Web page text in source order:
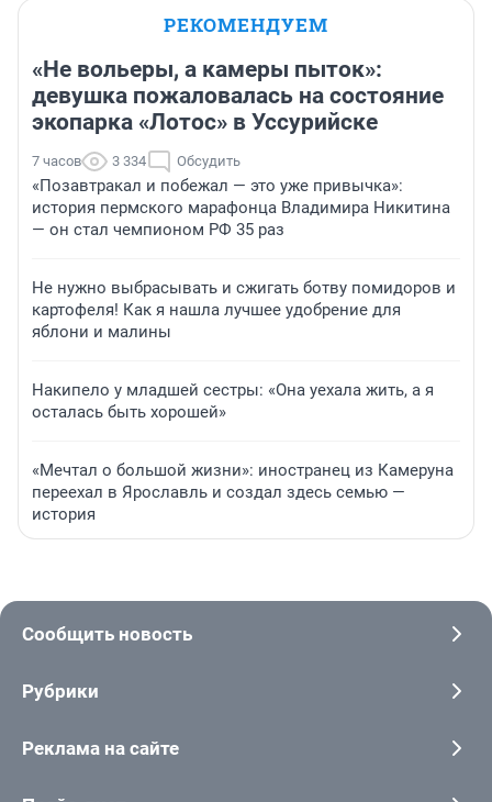
РЕКОМЕНДУЕМ
«Не вольеры, а камеры пыток»:
девушка пожаловалась на состояние
экопарка «Лотос» в Уссурийске
7 часов 3 334 Обсудить
«Позавтракал и побежал — это уже привычка»:
история пермского марафонца Владимира Никитина
— он стал чемпионом РФ 35 раз
Не нужно выбрасывать и сжигать ботву помидоров и
картофеля! Как я нашла лучшее удобрение для
яблони и малины
Накипело у младшей сестры: «Она уехала жить, а я
осталась быть хорошей»
«Мечтал о большой жизни»: иностранец из Камеруна
переехал в Ярославль и создал здесь семью —
история
Сообщить новость
Рубрики
Реклама на сайте